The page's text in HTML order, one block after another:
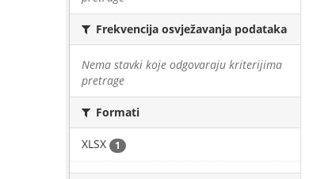
Frekvencija osvježavanja podataka
Nema stavki koje odgovaraju kriterijima
pretrage
Formati
XLSX 1